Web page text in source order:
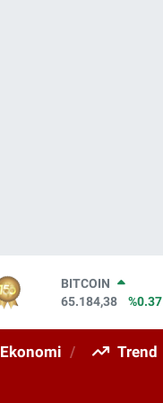
BITCOIN
65.184,38
%0.37
EURO
Ekonomi Trend